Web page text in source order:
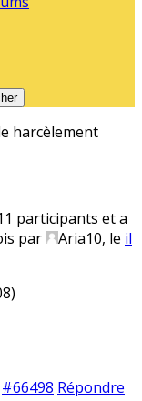
harcèlement
participants et a
par
Aria10, le il
#66498 Répondre